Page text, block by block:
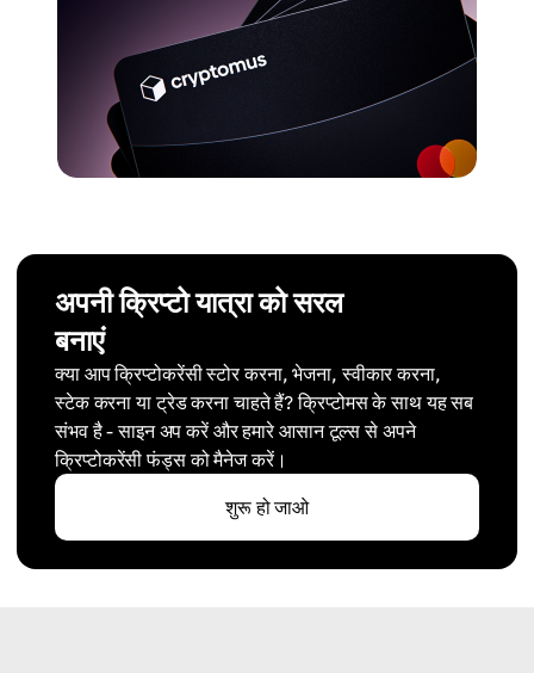
अपनी क्रिप्टो यात्रा को सरल
बनाएं
क्या आप क्रिप्टोकरेंसी स्टोर करना, भेजना, स्वीकार करना,
स्टेक करना या ट्रेड करना चाहते हैं? क्रिप्टोमस के साथ यह सब
संभव है - साइन अप करें और हमारे आसान टूल्स से अपने
क्रिप्टोकरेंसी फंड्स को मैनेज करें।
शुरू हो जाओ